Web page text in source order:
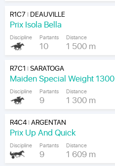
R1C7 | DEAUVILLE
Prix Isola Bella
Discipline Partants
10
Distance
1 500 m
R7C1 |SARATOGA
Maiden Special Weight 1300
Discipline Partants
9
Distance
1 300 m
R4C4|ARGENTAN
Prix Up And Quick
Discipline Partants
9
Distance
1 609 m